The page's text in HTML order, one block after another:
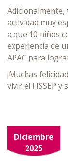
actividad muy
a que 10 niños
experiencia de
APAC para
¡Muchas
vivir el FISSEP y
Diciembre
2025